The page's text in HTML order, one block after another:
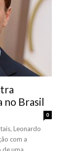
no Brasil
0
Leonardo
com a